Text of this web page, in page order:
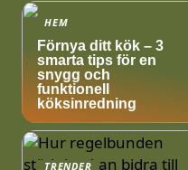
HEM
Förnya ditt kök – 3
smarta tips för en
snygg och
funktionell
köksinredning
TRENDER